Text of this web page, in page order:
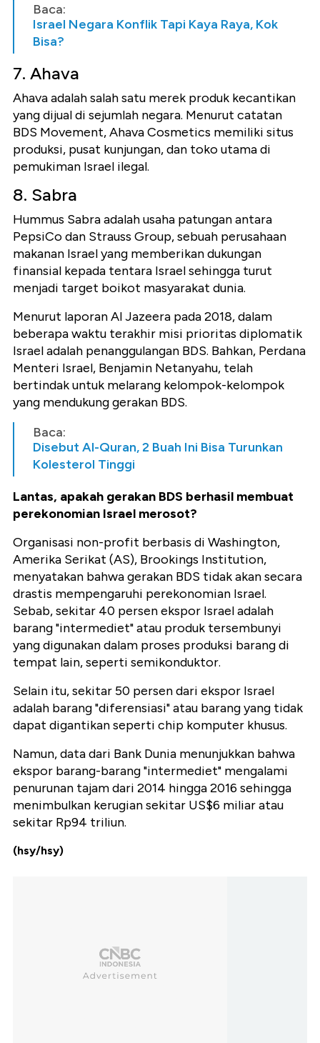
Baca:
Israel Negara Konflik Tapi Kaya Raya, Kok
Bisa?
7. Ahava
Ahava adalah salah satu merek produk kecantikan
yang dijual di sejumlah negara. Menurut catatan
BDS Movement, Ahava Cosmetics memiliki situs
produksi, pusat kunjungan, dan toko utama di
pemukiman Israel ilegal.
8. Sabra
Hummus Sabra adalah usaha patungan antara
PepsiCo dan Strauss Group, sebuah perusahaan
makanan Israel yang memberikan dukungan
finansial kepada tentara Israel sehingga turut
menjadi target boikot masyarakat dunia.
Menurut laporan Al Jazeera pada 2018, dalam
beberapa waktu terakhir misi prioritas diplomatik
Israel adalah penanggulangan BDS. Bahkan, Perdana
Menteri Israel, Benjamin Netanyahu, telah
bertindak untuk melarang kelompok-kelompok
yang mendukung gerakan BDS.
Baca:
Disebut Al-Quran, 2 Buah Ini Bisa Turunkan
Kolesterol Tinggi
Lantas, apakah gerakan BDS berhasil membuat
perekonomian Israel merosot?
Organisasi non-profit berbasis di Washington,
Amerika Serikat (AS), Brookings Institution,
menyatakan bahwa gerakan BDS tidak akan secara
drastis mempengaruhi perekonomian Israel.
Sebab, sekitar 40 persen ekspor Israel adalah
barang "intermediet" atau produk tersembunyi
yang digunakan dalam proses produksi barang di
tempat lain, seperti semikonduktor.
Selain itu, sekitar 50 persen dari ekspor Israel
adalah barang "diferensiasi" atau barang yang tidak
dapat digantikan seperti chip komputer khusus.
Namun, data dari Bank Dunia menunjukkan bahwa
ekspor barang-barang "intermediet" mengalami
penurunan tajam dari 2014 hingga 2016 sehingga
menimbulkan kerugian sekitar US$6 miliar atau
sekitar Rp94 triliun.
(hsy/hsy)